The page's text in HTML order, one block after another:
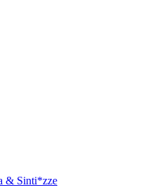
& Sinti*zze